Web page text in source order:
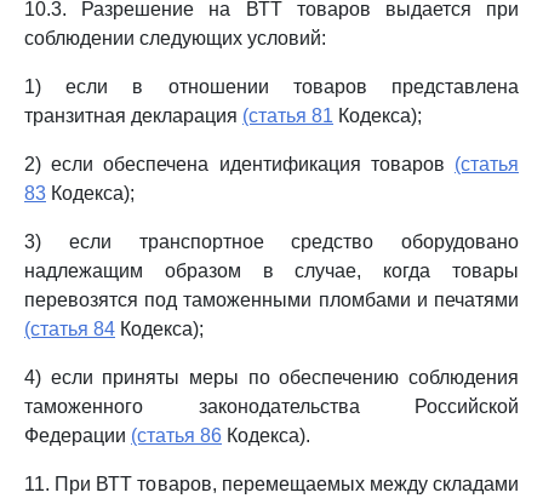
10.3. Разрешение на ВТТ товаров выдается при
соблюдении следующих условий:
1) если в отношении товаров представлена
транзитная декларация (статья 81 Кодекса);
2) если обеспечена идентификация товаров (статья
83 Кодекса);
3) если транспортное средство оборудовано
надлежащим образом в случае, когда товары
перевозятся под таможенными пломбами и печатями
(статья 84 Кодекса);
4) если приняты меры по обеспечению соблюдения
таможенного законодательства Российской
Федерации (статья 86 Кодекса).
11. При ВТТ товаров, перемещаемых между складами